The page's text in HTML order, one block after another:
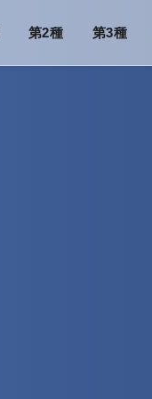
第2種 第3種